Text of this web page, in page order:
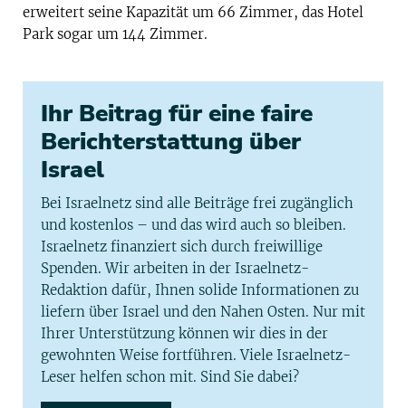
erweitert seine Kapazität um 66 Zimmer, das Hotel
Park sogar um 144 Zimmer.
Ihr Beitrag für eine faire
Berichterstattung über
Israel
Bei Israelnetz sind alle Beiträge frei zugänglich
und kostenlos – und das wird auch so bleiben.
Israelnetz finanziert sich durch freiwillige
Spenden. Wir arbeiten in der Israelnetz-
Redaktion dafür, Ihnen solide Informationen zu
liefern über Israel und den Nahen Osten. Nur mit
Ihrer Unterstützung können wir dies in der
gewohnten Weise fortführen. Viele Israelnetz-
Leser helfen schon mit. Sind Sie dabei?